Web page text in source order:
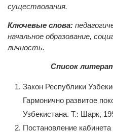
существования.
Ключевые слова:
начальное образование,
личность.
Список
Закон Республики
Гармонично развитое
Узбекистана. Т.: Шарк,
Постановление